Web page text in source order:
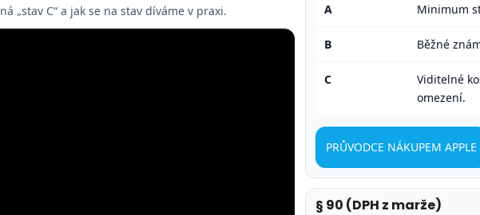
„stav C“ a jak se na stav díváme v praxi. A Minimum
B Běžné
C
Viditelné
omezení.
PRŮVODCE NÁKUPEM APPLE
§ 90 (DPH z marže)